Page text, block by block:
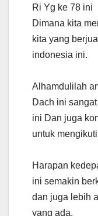
Ri Yg ke 78 ini
Dimana kita
kita yang
indonesia ini.
Alhamdulilah
Dach ini
ini Dan juga
untuk
Harapan
ini semakin
dan juga lebih
yang ada.